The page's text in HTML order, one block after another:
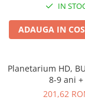
IN
ADAUGA IN COS
Planetarium HD,
8-9 ani +
201,62